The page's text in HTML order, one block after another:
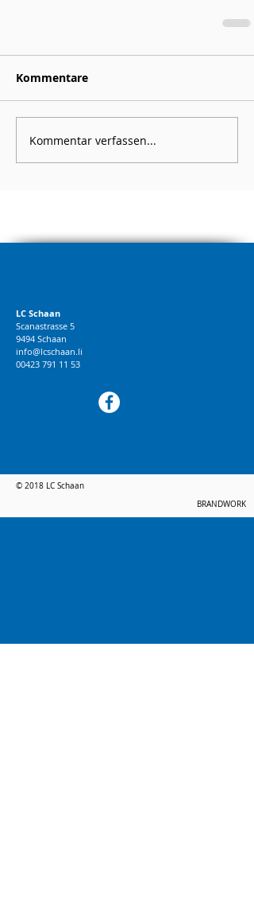
Kommentare
Kommentar verfassen...
LC Schaan
Scanastrasse 5
9494 Schaan
info@lcschaan.li
00423 791 11 53
© 2018 LC Schaan
BRANDWORK